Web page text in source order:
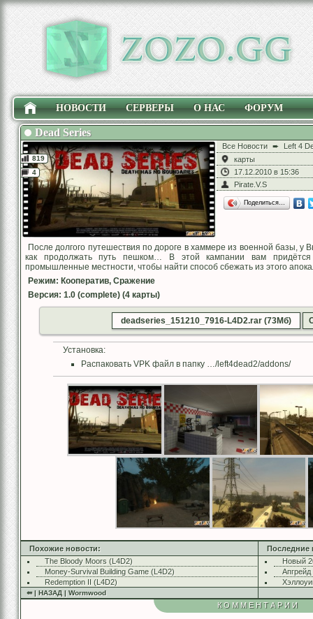
НОВОСТИ СЕРВЕРЫ О НАС ФОРУМ
Dead Series
Все Новости ➨
Left 4
карты
17.12.2010 в 15:36
Pirate.V.S
Поделиться…
После долгого путешествия по дороге в хаммере из военной базы, у
как продолжать путь пешком… В этой кампании вам
промышленные местности, чтобы найти способ сбежать из этого
Режим: Кооператив, Сражение
Версия: 1.0 (complete) (4 карты)
deadseries_151210_7916-L4D2.rar (73Мб)
Установка:
Распаковать VPK файл в папку …/left4dead2/addons/
819
4
Похожие новости:
The Bloody Moors (L4D2)
Money-Survival Building Game (L4D2)
Redemption II (L4D2)
Последние
Новый
⇚ | НАЗАД | Wormwood
КОММЕНТАРИИ